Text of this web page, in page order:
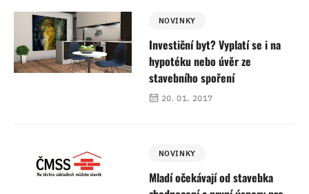
NOVINKY
Investiční byt? Vyplatí se i na
hypotéku nebo úvěr ze
stavebního spoření
20. 01. 2017
NOVINKY
Mladí očekávají od stavebka